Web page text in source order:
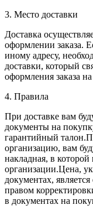
3. Место доставки
Доставка
оформлении заказа.
иному адресу,
доставки, который
оформления заказа на
4. Правила
При доставке вам
документы на
гарантийный
организацию, вам
накладная, в
организации.Цена,
документах,
правом
в документах на